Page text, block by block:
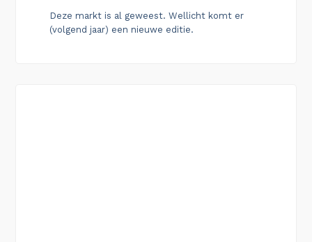
Deze markt is al geweest. Wellicht komt er
(volgend jaar) een nieuwe editie.